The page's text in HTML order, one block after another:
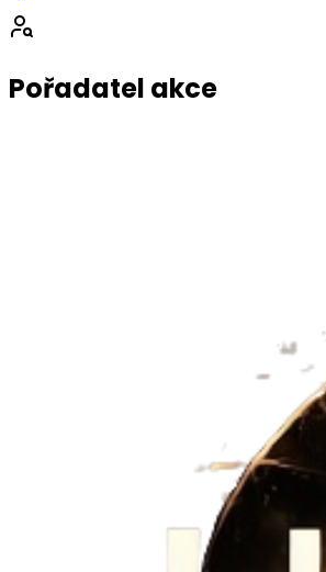
Pořadatel akce